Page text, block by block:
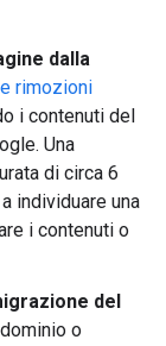
dalla
rimozioni
i contenuti del
Una
di circa 6
individuare una
i contenuti o
del
o